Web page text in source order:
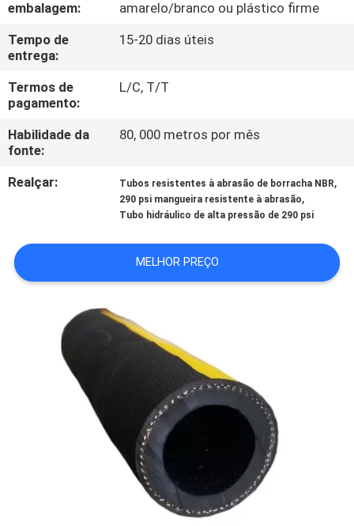
CONTROLE
DA
QUALIDADE
CONTACTE-
NOS
PEÇA
UMAS
CITAÇÕES
MAPA
embalagem:
amarelo/branco ou plástico firme
Tempo de
entrega:
15-20 dias úteis
Termos de
pagamento:
L/C, T/T
Habilidade da
fonte:
80, 000 metros por mês
Realçar: Tubos resistentes à abrasão de borracha NBR,
290 psi mangueira resistente à abrasão,
Tubo hidráulico de alta pressão de 290 psi
MELHOR PREÇO